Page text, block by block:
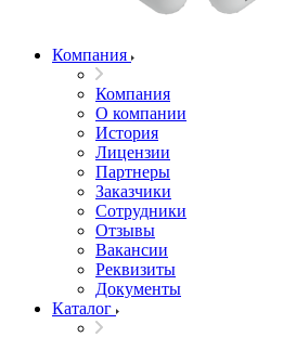
Компания
Компания
О компании
История
Лицензии
Партнеры
Заказчики
Сотрудники
Отзывы
Вакансии
Реквизиты
Документы
Каталог